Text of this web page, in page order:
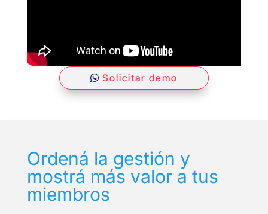
Solicitar demo
Ordená la gestión y
mostrá más valor a tus
miembros